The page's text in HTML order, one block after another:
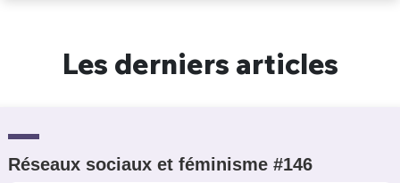
Les derniers articles
Réseaux sociaux et féminisme #146